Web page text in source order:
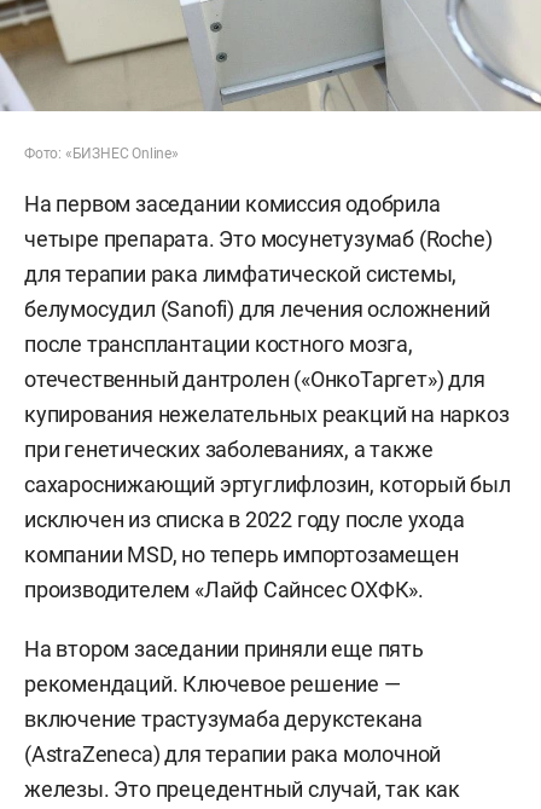
Фото: «БИЗНЕС Online»
На первом заседании комиссия одобрила
четыре препарата. Это мосунетузумаб (Roche)
для терапии рака лимфатической системы,
белумосудил (Sanofi) для лечения осложнений
после трансплантации костного мозга,
отечественный дантролен («ОнкоТаргет») для
купирования нежелательных реакций на наркоз
при генетических заболеваниях, а также
сахароснижающий эртуглифлозин, который был
исключен из списка в 2022 году после ухода
компании MSD, но теперь импортозамещен
производителем «Лайф Сайнсес ОХФК».
На втором заседании приняли еще пять
рекомендаций. Ключевое решение —
включение трастузумаба дерукстекана
(AstraZeneca) для терапии рака молочной
железы. Это прецедентный случай, так как